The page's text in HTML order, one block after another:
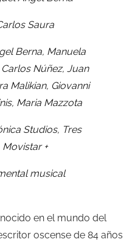
Saura
Berna, Manuela
Núñez, Juan
Malikian, Giovanni
Maria Mazzota
Studios, Tres
+
musical
en el mundo del
oscense de 84 años